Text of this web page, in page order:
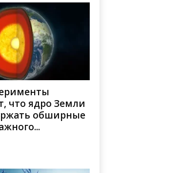
что ядро Земли
обширные